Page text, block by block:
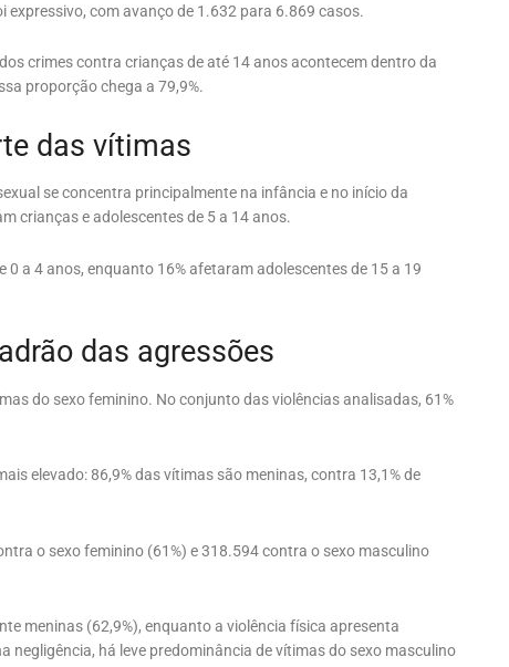
com avanço de 1.632 para 6.869 casos.
crimes contra crianças de até 14 anos acontecem dentro da
proporção chega a 79,9%.
das vítimas
se concentra principalmente na infância e no início da
crianças e adolescentes de 5 a 14 anos.
a 4 anos, enquanto 16% afetaram adolescentes de 15 a 19
das agressões
do sexo feminino. No conjunto das violências analisadas, 61%
elevado: 86,9% das vítimas são meninas, contra 13,1% de
o sexo feminino (61%) e 318.594 contra o sexo masculino
meninas (62,9%), enquanto a violência física apresenta
negligência, há leve predominância de vítimas do sexo masculino